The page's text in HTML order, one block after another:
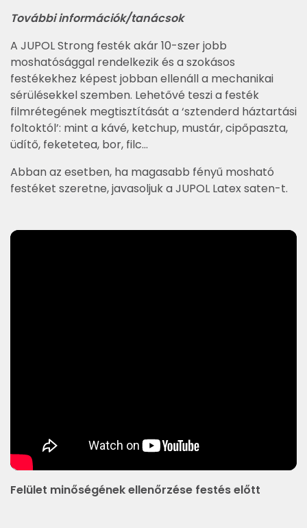
További információk/tanácsok
A JUPOL Strong festék akár 10-szer jobb
moshatósággal rendelkezik és a szokásos
festékekhez képest jobban ellenáll a mechanikai
sérülésekkel szemben. Lehetővé teszi a festék
filmrétegének megtisztítását a ‘sztenderd háztartási
foltoktól’: mint a kávé, ketchup, mustár, cipőpaszta,
üdítő, feketetea, bor, filc…
Abban az esetben, ha magasabb fényű mosható
festéket szeretne, javasoljuk a JUPOL Latex saten-t.
Felület minőségének ellenőrzése festés előtt